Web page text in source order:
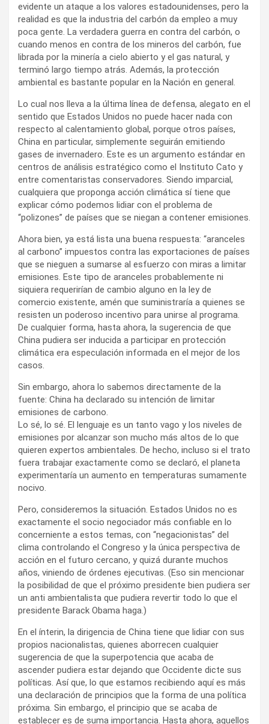
evidente un ataque a los valores estadounidenses, pero la
realidad es que la industria del carbón da empleo a muy
poca gente. La verdadera guerra en contra del carbón, o
cuando menos en contra de los mineros del carbón, fue
librada por la minería a cielo abierto y el gas natural, y
terminó largo tiempo atrás. Además, la protección
ambiental es bastante popular en la Nación en general.
Lo cual nos lleva a la última línea de defensa, alegato en el
sentido que Estados Unidos no puede hacer nada con
respecto al calentamiento global, porque otros países,
China en particular, simplemente seguirán emitiendo
gases de invernadero. Este es un argumento estándar en
centros de análisis estratégico como el Instituto Cato y
entre comentaristas conservadores. Siendo imparcial,
cualquiera que proponga acción climática sí tiene que
explicar cómo podemos lidiar con el problema de
“polizones” de países que se niegan a contener emisiones.
Ahora bien, ya está lista una buena respuesta: “aranceles
al carbono” impuestos contra las exportaciones de países
que se nieguen a sumarse al esfuerzo con miras a limitar
emisiones. Este tipo de aranceles probablemente ni
siquiera requerirían de cambio alguno en la ley de
comercio existente, amén que suministraría a quienes se
resisten un poderoso incentivo para unirse al programa.
De cualquier forma, hasta ahora, la sugerencia de que
China pudiera ser inducida a participar en protección
climática era especulación informada en el mejor de los
casos.
Sin embargo, ahora lo sabemos directamente de la
fuente: China ha declarado su intención de limitar
emisiones de carbono.
Lo sé, lo sé. El lenguaje es un tanto vago y los niveles de
emisiones por alcanzar son mucho más altos de lo que
quieren expertos ambientales. De hecho, incluso si el trato
fuera trabajar exactamente como se declaró, el planeta
experimentaría un aumento en temperaturas sumamente
nocivo.
Pero, consideremos la situación. Estados Unidos no es
exactamente el socio negociador más confiable en lo
concerniente a estos temas, con “negacionistas” del
clima controlando el Congreso y la única perspectiva de
acción en el futuro cercano, y quizá durante muchos
años, viniendo de órdenes ejecutivas. (Eso sin mencionar
la posibilidad de que el próximo presidente bien pudiera ser
un anti ambientalista que pudiera revertir todo lo que el
presidente Barack Obama haga.)
En el ínterin, la dirigencia de China tiene que lidiar con sus
propios nacionalistas, quienes aborrecen cualquier
sugerencia de que la superpotencia que acaba de
ascender pudiera estar dejando que Occidente dicte sus
políticas. Así que, lo que estamos recibiendo aquí es más
una declaración de principios que la forma de una política
próxima. Sin embargo, el principio que se acaba de
establecer es de suma importancia. Hasta ahora, aquellos